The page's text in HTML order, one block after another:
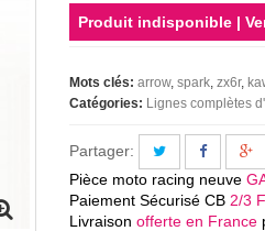
Produit indisponible |
Mots clés: arrow spark zx6r
Catégories: Lignes complètes
Partager:
Pièce moto racing neuve
Paiement Sécurisé CB 2/3
Livraison offerte en France